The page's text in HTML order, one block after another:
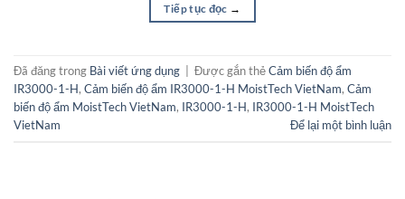
Tiếp tục đọc →
Đã đăng trong Bài viết ứng dụng Được gắn thẻCảm biến độ ẩm
IR3000-1-H, Cảm biến độ ẩm IR3000-1-H MoistTech VietNam, Cảm
biến độ ẩm MoistTech VietNam, IR3000-1-H, IR3000-1-H MoistTech
VietNam
Để lại một bình luận